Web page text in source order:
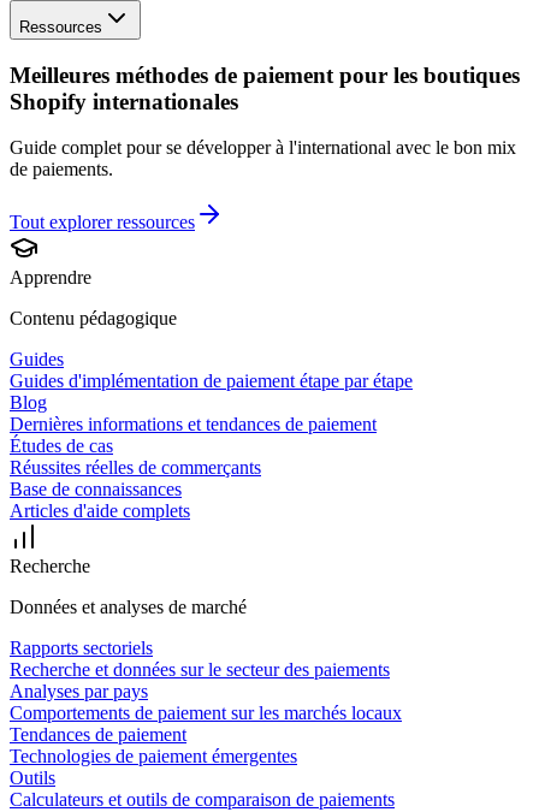
Ressources
Meilleures méthodes de paiement pour les boutiques
Shopify internationales
Guide complet pour se développer à l'international avec le bon mix
de paiements.
Tout explorer ressources
Apprendre
Contenu pédagogique
Guides
Guides d'implémentation de paiement étape par étape
Blog
Dernières informations et tendances de paiement
Études de cas
Réussites réelles de commerçants
Base de connaissances
Articles d'aide complets
Recherche
Données et analyses de marché
Rapports sectoriels
Recherche et données sur le secteur des paiements
Analyses par pays
Comportements de paiement sur les marchés locaux
Tendances de paiement
Technologies de paiement émergentes
Outils
Calculateurs et outils de comparaison de paiements